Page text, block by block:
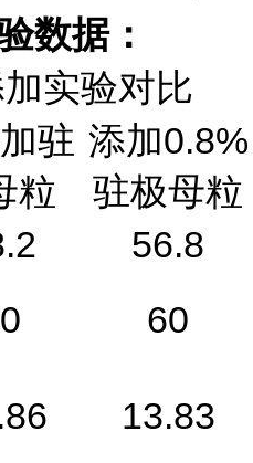
数据：
实验对比
驻
粒
添加0.8%
驻极母粒
56.8
60
13.83